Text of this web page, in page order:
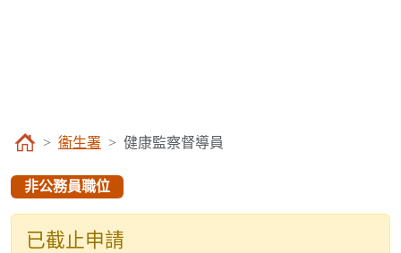
衞生署 健康監察督導員
非公務員職位
已截止申請